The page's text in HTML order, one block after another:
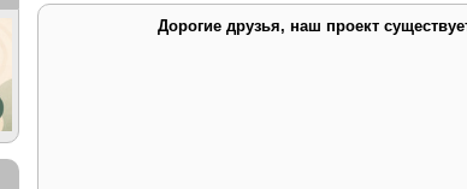
Дорогие друзья, наш проект